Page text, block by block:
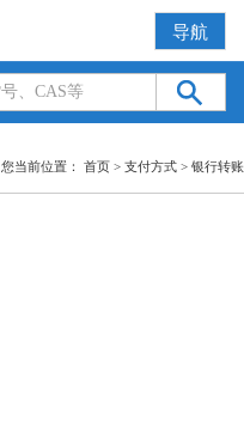
导航
您当前位置： 首页 > 支付方式 > 银行转账